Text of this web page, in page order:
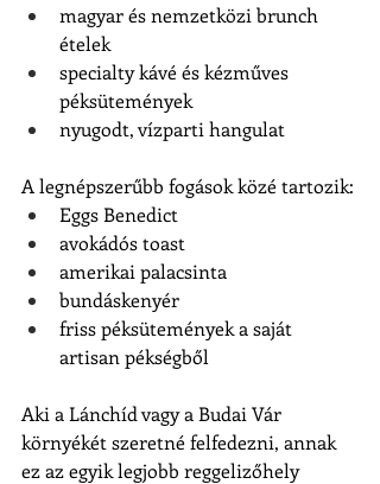
magyar és nemzetközi brunch
ételek
specialty kávé és kézműves
péksütemények
nyugodt, vízparti hangulat
A legnépszerűbb fogások közé tartozik:
Eggs Benedict
avokádós toast
amerikai palacsinta
bundáskenyér
friss péksütemények a saját
artisan pékségből
Aki a Lánchíd vagy a Budai Vár
környékét szeretné felfedezni, annak
ez az egyik legjobb reggelizőhely